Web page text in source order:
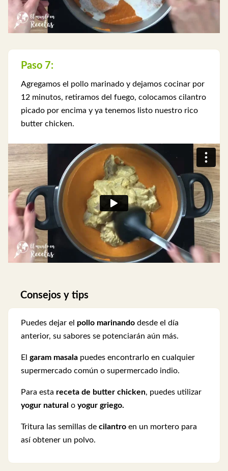
Paso 7:
Agregamos el pollo marinado y dejamos cocinar por
12 minutos, retiramos del fuego, colocamos cilantro
picado por encima y ya tenemos listo nuestro rico
butter chicken.
Consejos y tips
Puedes dejar el pollo marinando desde el día
anterior, su sabores se potenciarán aún más.
El garam masala puedes encontrarlo en cualquier
supermercado común o supermercado indio.
Para esta receta de butter chicken, puedes utilizar
yogur natural o yogur griego.
Tritura las semillas de cilantro en un mortero para
así obtener un polvo.